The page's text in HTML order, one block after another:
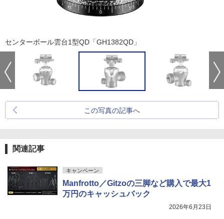
センターボール雲台1型QD「GH1382QD」
この写真の記事へ
関連記事
キャンペーン
Manfrotto／Gitzoの三脚など購入で最大1
万円のキャッシュバック
2026年6月23日